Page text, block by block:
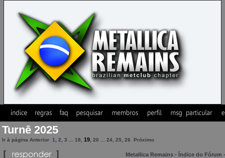
Turnê 2025
Ir à página Anterior 1 2 3 18 19 20 24 25 26 Próximo
Metallica Remains - Índice do Fórum